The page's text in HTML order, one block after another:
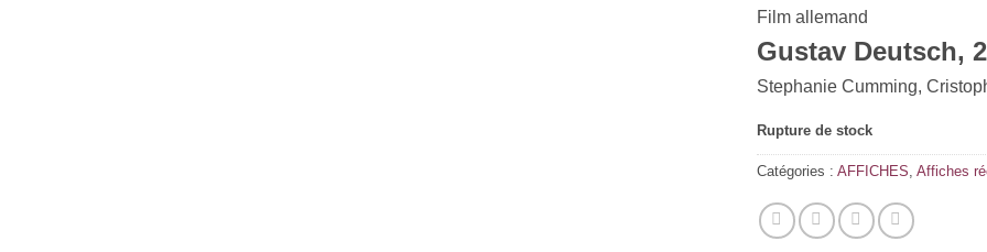
Film allemand
Gustav Deutsch,
Stephanie Cumming,
Rupture de stock
Catégories : AFFICHES, Affiches